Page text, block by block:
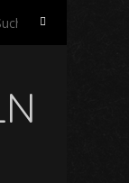
Suchen